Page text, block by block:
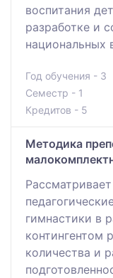
воспитания
разработке и
национальных
Год обучения - 3
Семестр - 1
Кредитов - 5
Методика
гимнастики в
контингентом
количества и